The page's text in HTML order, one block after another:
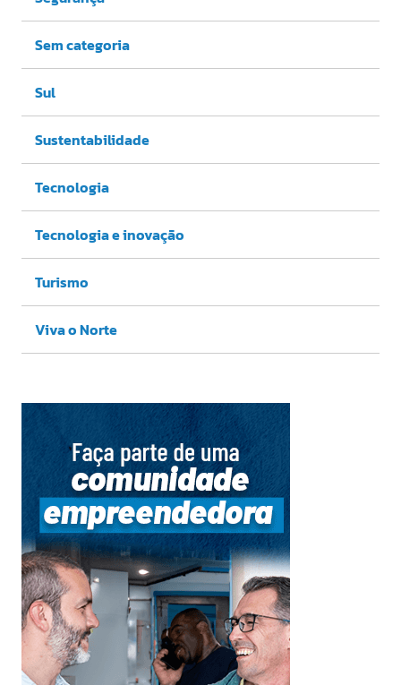
Sem categoria
Sul
Sustentabilidade
Tecnologia
Tecnologia e inovação
Turismo
Viva o Norte